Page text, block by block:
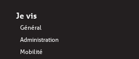
Je vis
Général
Administration
Mobilité